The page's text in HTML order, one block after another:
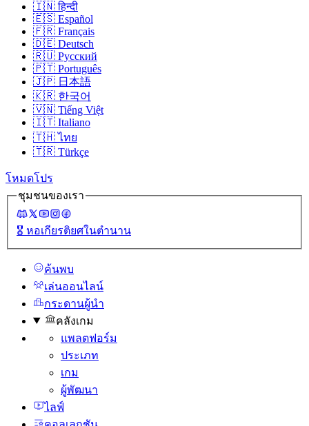
🇮🇳 हिन्दी
🇪🇸 Español
🇫🇷 Français
🇩🇪 Deutsch
🇷🇺 Русский
🇵🇹 Português
🇯🇵 日本語
🇰🇷 한국어
🇻🇳 Tiếng Việt
🇮🇹 Italiano
🇹🇭 ไทย
🇹🇷 Türkçe
โหมดโปร
ชุมชนของเรา
🎖️ หอเกียรติยศในตํานาน
ค้นพบ
เล่นออนไลน์
กระดานผู้นํา
คลังเกม
แพลตฟอร์ม
ประเภท
เกม
ผู้พัฒนา
ไลฟ์